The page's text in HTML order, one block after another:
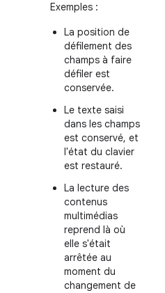
Exemples :
La position de
défilement des
champs à faire
défiler est
conservée.
Le texte saisi
dans les champs
est conservé, et
l'état du clavier
est restauré.
La lecture des
contenus
multimédias
reprend là où
elle s'était
arrêtée au
moment du
changement de